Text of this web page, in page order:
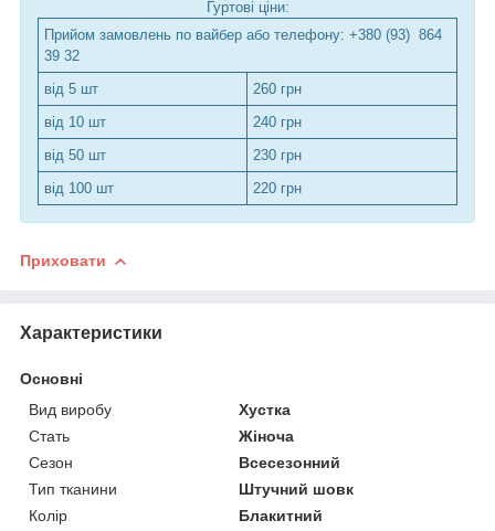
Гуртові ціни:
Прийом замовлень по вайбер або телефону: +380 (93) 864
39 32
від 5 шт
260 грн
від 10 шт
240 грн
від 50 шт
230 грн
від 100 шт
220 грн
Приховати
Характеристики
Основні
Вид виробу
Хустка
Стать
Жіноча
Сезон
Всесезонний
Тип тканини
Штучний шовк
Колір
Блакитний